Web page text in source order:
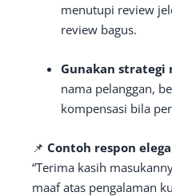
menutupi review
review bagus.
Gunakan strategi
nama pelanggan,
kompensasi bila
📌 Contoh respon
“Terima kasih
maaf atas pengalaman